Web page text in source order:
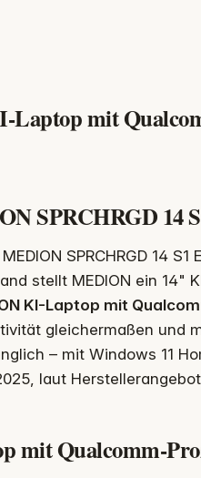
mit
SPRCHRGD 14
SPRCHRGD 14 S1
stellt MEDION ein 14"
KI-Laptop mit
gleichermaßen und
– mit Windows 11
laut
mit Qualcomm-